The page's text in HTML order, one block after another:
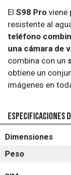
El S98 Pro viene
resistente al
teléfono
una cámara de
combina con un
obtiene un
imágenes en
Especificaciones
Dimensiones
Peso